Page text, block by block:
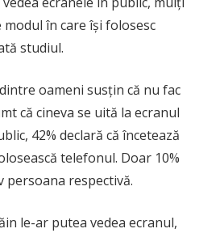
modul în care își folosesc
studiul.
oameni susțin că nu fac
că cineva se uită la ecranul
42% declară că încetează
telefonul. Doar 10%
respectivă.
le-ar putea vedea ecranul,